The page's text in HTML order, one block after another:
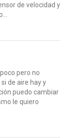
de velocidad y
pero no
de aire hay y
puedo cambiar
le quiero